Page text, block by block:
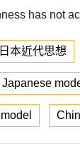
has not
日本近代思想
Japanese